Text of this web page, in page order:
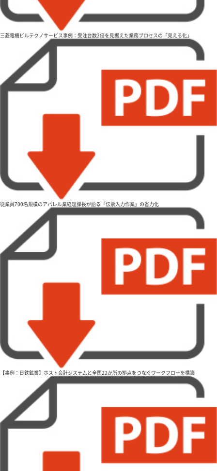
三菱電機ビルテクノサービス事例：受注台数2倍を見据えた業務プロセスの「見える化」
従業員700名規模のアパレル業経理課長が語る「伝票入力作業」の省力化
【事例：日鉄鉱業】ホスト会計システムと全国22か所の拠点をつなぐワークフローを構築